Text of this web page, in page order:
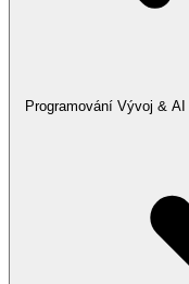
Programování Vývoj & AI